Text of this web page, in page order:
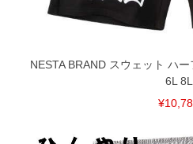
NESTA BRAND スウェット ハ
6L 8L